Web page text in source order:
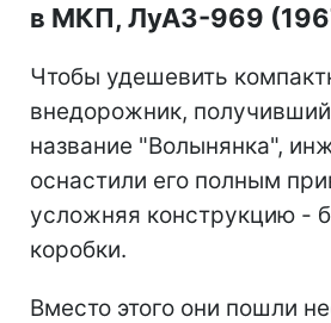
в МКП, ЛуАЗ-969
Чтобы удешевить
внедорожник,
название "Волынянка",
оснастили его полным
усложняя конструкцию -
коробки.
Вместо этого они пошли